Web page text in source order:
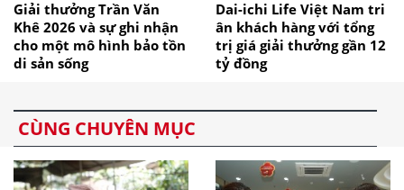
Giải thưởng Trần Văn
Khê 2026 và sự ghi nhận
cho một mô hình bảo tồn
di sản sống
Dai-ichi Life Việt Nam tri
ân khách hàng với tổng
trị giá giải thưởng gần 12
tỷ đồng
CÙNG CHUYÊN MỤC